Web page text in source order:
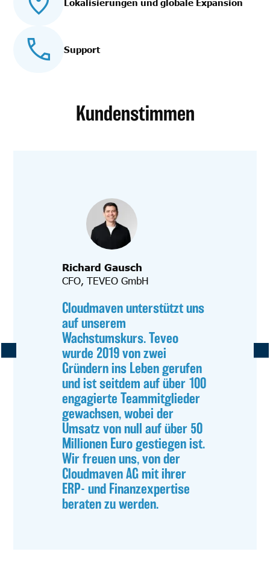
Support
Kundenstimmen
Richard Gausch
CFO, TEVEO GmbH
Cloudmaven unterstützt uns
auf unserem
Wachstumskurs. Teveo
wurde 2019 von zwei
Gründern ins Leben gerufen
und ist seitdem auf über 100
engagierte Teammitglieder
gewachsen, wobei der
Umsatz von null auf über 50
Millionen Euro gestiegen ist.
Wir freuen uns, von der
Cloudmaven AG mit ihrer
ERP- und Finanzexpertise
beraten zu werden.